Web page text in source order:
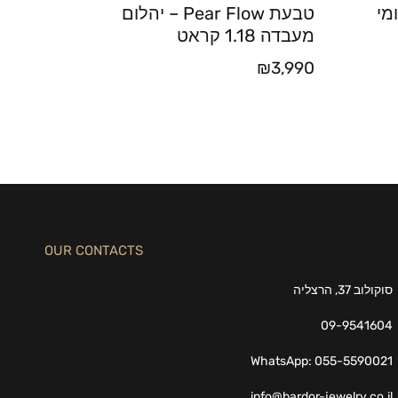
טבעת Pear Flow – יהלום
מעבדה 1.18 קראט
₪3,990
OUR CONTACTS
סוקולוב 37, הרצליה
09-9541604
WhatsApp: 055-5590021